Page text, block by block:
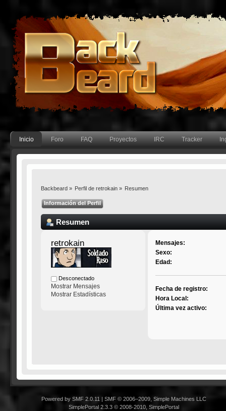
Inicio Foro FAQ Proyectos IRC Tracker
Backbeard» Perfil de retrokain» Resumen
Información del Perfil
Resumen
retrokain
Desconectado
Mostrar Mensajes
Mostrar Estadísticas
Mensajes:
Sexo:
Edad:
Fecha de registro:
Hora Local:
Última vez activo:
Powered by SMF 2.0.11
SMF © 2006–2009, Simple Machines LLC
SimplePortal 2.3.3 © 2008-2010, SimplePortal